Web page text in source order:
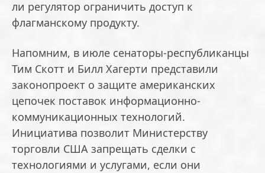
ли регулятор ограничить доступ к
флагманскому продукту.
Напомним, в июле сенаторы-республиканцы
Тим Скотт и Билл Хагерти представили
законопроект о защите американских
цепочек поставок информационно-
коммуникационных технологий.
Инициатива позволит Министерству
торговли США запрещать сделки с
технологиями и услугами, если они